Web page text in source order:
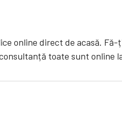
online direct de acasă. Fă-
toate sunt online